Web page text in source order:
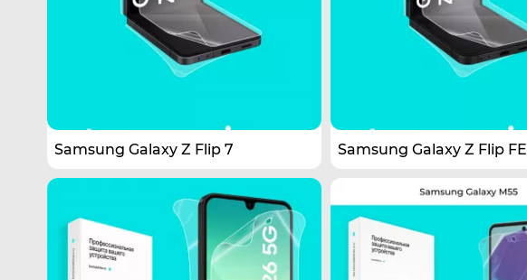
Samsung Galaxy Z Flip 7 Samsung Galaxy Z Flip FE